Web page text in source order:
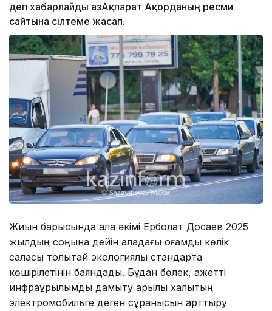
деп хабарлайды ҚазАқпарат Ақорданың ресми
сайтына сілтеме жасап.
Жиын барысында қала әкімі Ерболат Досаев 2025
жылдың соңына дейін қаладағы қоғамдық көлік
саласы толықтай экологиялық стандартқа
көшірілетінін баяндады. Бұдан бөлек, қажетті
инфрақұрылымды дамыту арқылы халықтың
электромобильге деген сұранысын арттыру